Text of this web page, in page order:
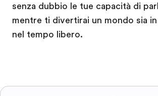
senza dubbio le tue capacità di
mentre ti divertirai un mondo sia
nel tempo libero.